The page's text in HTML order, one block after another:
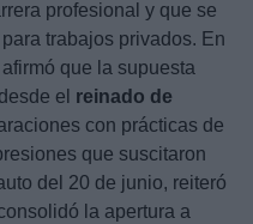
profesional y que se
trabajos privados. En
que la supuesta
el reinado de
con prácticas de
que suscitaron
del 20 de junio, reiteró
la apertura a